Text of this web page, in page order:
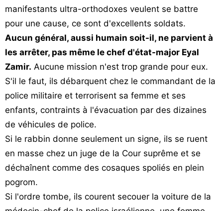
manifestants ultra-orthodoxes veulent se battre
pour une cause, ce sont d'excellents soldats.
Aucun général, aussi humain soit-il, ne parvient à
les arrêter, pas même le chef d'état-major Eyal
Zamir. Aucune mission n'est trop grande pour eux.
S'il le faut, ils débarquent chez le commandant de la
police militaire et terrorisent sa femme et ses
enfants, contraints à l'évacuation par des dizaines
de véhicules de police.
Si le rabbin donne seulement un signe, ils se ruent
en masse chez un juge de la Cour suprême et se
déchaînent comme des cosaques spoliés en plein
pogrom.
Si l'ordre tombe, ils courent secouer la voiture de la